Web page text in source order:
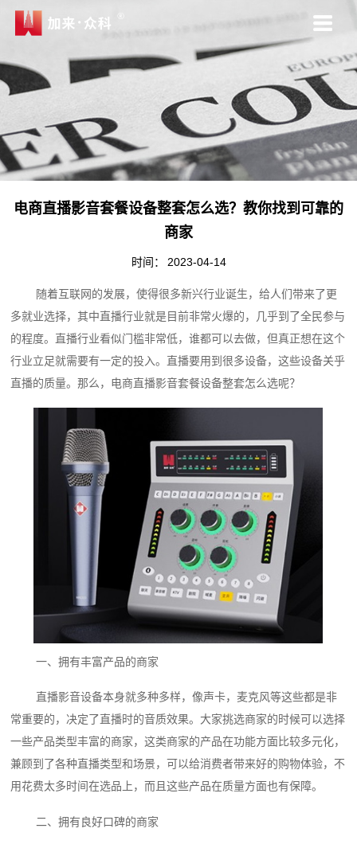
电商直播影音套餐设备整套怎么选？教你找到可靠的
商家
时间： 2023-04-14
随着互联网的发展，使得很多新兴行业诞生，给人们带来了更
多就业选择，其中直播行业就是目前非常火爆的，几乎到了全民参与
的程度。直播行业看似门槛非常低，谁都可以去做，但真正想在这个
行业立足就需要有一定的投入。直播要用到很多设备，这些设备关乎
直播的质量。那么，电商直播影音套餐设备整套怎么选呢？
一、拥有丰富产品的商家
直播影音设备本身就多种多样，像声卡，麦克风等这些都是非
常重要的，决定了直播时的音质效果。大家挑选商家的时候可以选择
一些产品类型丰富的商家，这类商家的产品在功能方面比较多元化，
兼顾到了各种直播类型和场景，可以给消费者带来好的购物体验，不
用花费太多时间在选品上，而且这些产品在质量方面也有保障。
二、拥有良好口碑的商家